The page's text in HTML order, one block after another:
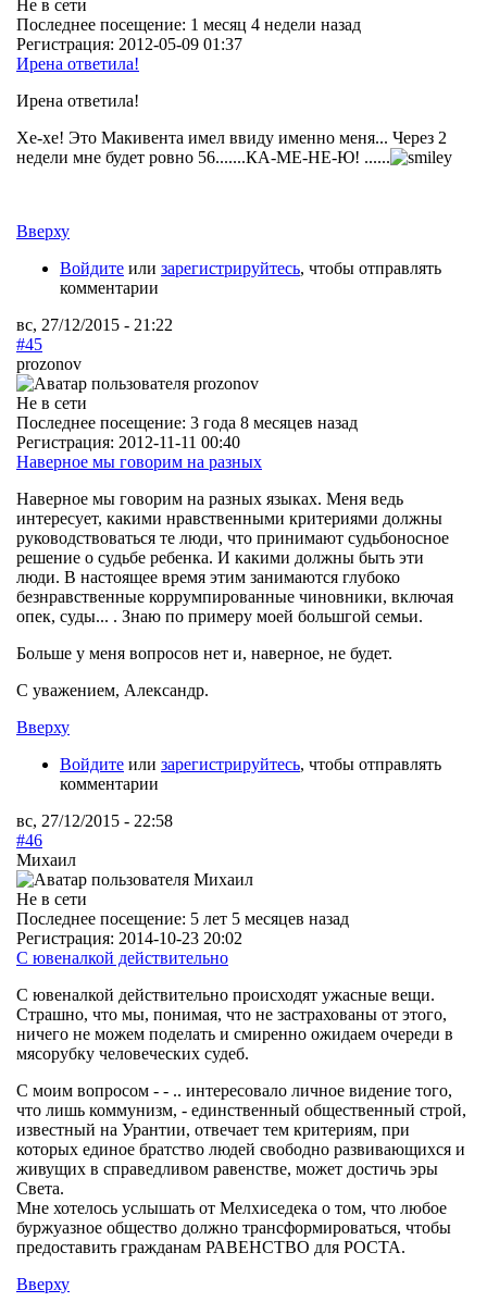
Не в сети
Последнее посещение: 1 месяц 4 недели назад
Регистрация: 2012-05-09 01:37
Ирена ответила!
Ирена ответила!
Хе-хе! Это Макивента имел ввиду именно меня... Через 2
недели мне будет ровно 56.......КА-МЕ-НЕ-Ю! ......
Вверху
Войдите или зарегистрируйтесь, чтобы отправлять
комментарии
вс, 27/12/2015 - 21:22
#45
prozonov
Не в сети
Последнее посещение: 3 года 8 месяцев назад
Регистрация: 2012-11-11 00:40
Наверное мы говорим на разных
Наверное мы говорим на разных языках. Меня ведь
интересует, какими нравственными критериями должны
руководствоваться те люди, что принимают судьбоносное
решение о судьбе ребенка. И какими должны быть эти
люди. В настоящее время этим занимаются глубоко
безнравственные коррумпированные чиновники, включая
опек, суды... . Знаю по примеру моей большгой семьи.
Больше у меня вопросов нет и, наверное, не будет.
С уважением, Александр.
Вверху
Войдите или зарегистрируйтесь, чтобы отправлять
комментарии
вс, 27/12/2015 - 22:58
#46
Михаил
Не в сети
Последнее посещение: 5 лет 5 месяцев назад
Регистрация: 2014-10-23 20:02
С ювеналкой действительно
С ювеналкой действительно происходят ужасные вещи.
Страшно, что мы, понимая, что не застрахованы от этого,
ничего не можем поделать и смиренно ожидаем очереди в
мясорубку человеческих судеб.
С моим вопросом - - .. интересовало личное видение того,
что лишь коммунизм, - единственный общественный строй,
известный на Урантии, отвечает тем критериям, при
которых единое братство людей свободно развивающихся и
живущих в справедливом равенстве, может достичь эры
Света.
Мне хотелось услышать от Мелхиседека о том, что любое
буржуазное общество должно трансформироваться, чтобы
предоставить гражданам РАВЕНСТВО для РОСТА.
Вверху